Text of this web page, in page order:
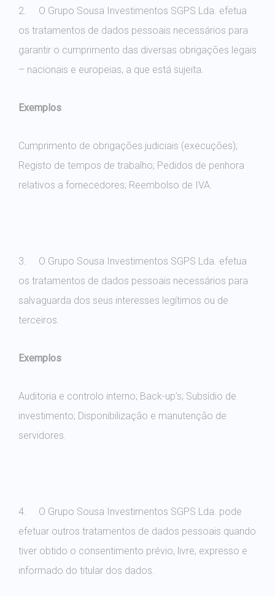
2. O Grupo Sousa Investimentos SGPS Lda. efetua
os tratamentos de dados pessoais necessários para
garantir o cumprimento das diversas obrigações legais
– nacionais e europeias, a que está sujeita.
Exemplos
Cumprimento de obrigações judiciais (execuções);
Registo de tempos de trabalho; Pedidos de penhora
relativos a fornecedores; Reembolso de IVA.
3. O Grupo Sousa Investimentos SGPS Lda. efetua
os tratamentos de dados pessoais necessários para
salvaguarda dos seus interesses legítimos ou de
terceiros.
Exemplos
Auditoria e controlo interno; Back-up’s; Subsídio de
investimento; Disponibilização e manutenção de
servidores.
4. O Grupo Sousa Investimentos SGPS Lda. pode
efetuar outros tratamentos de dados pessoais quando
tiver obtido o consentimento prévio, livre, expresso e
informado do titular dos dados.